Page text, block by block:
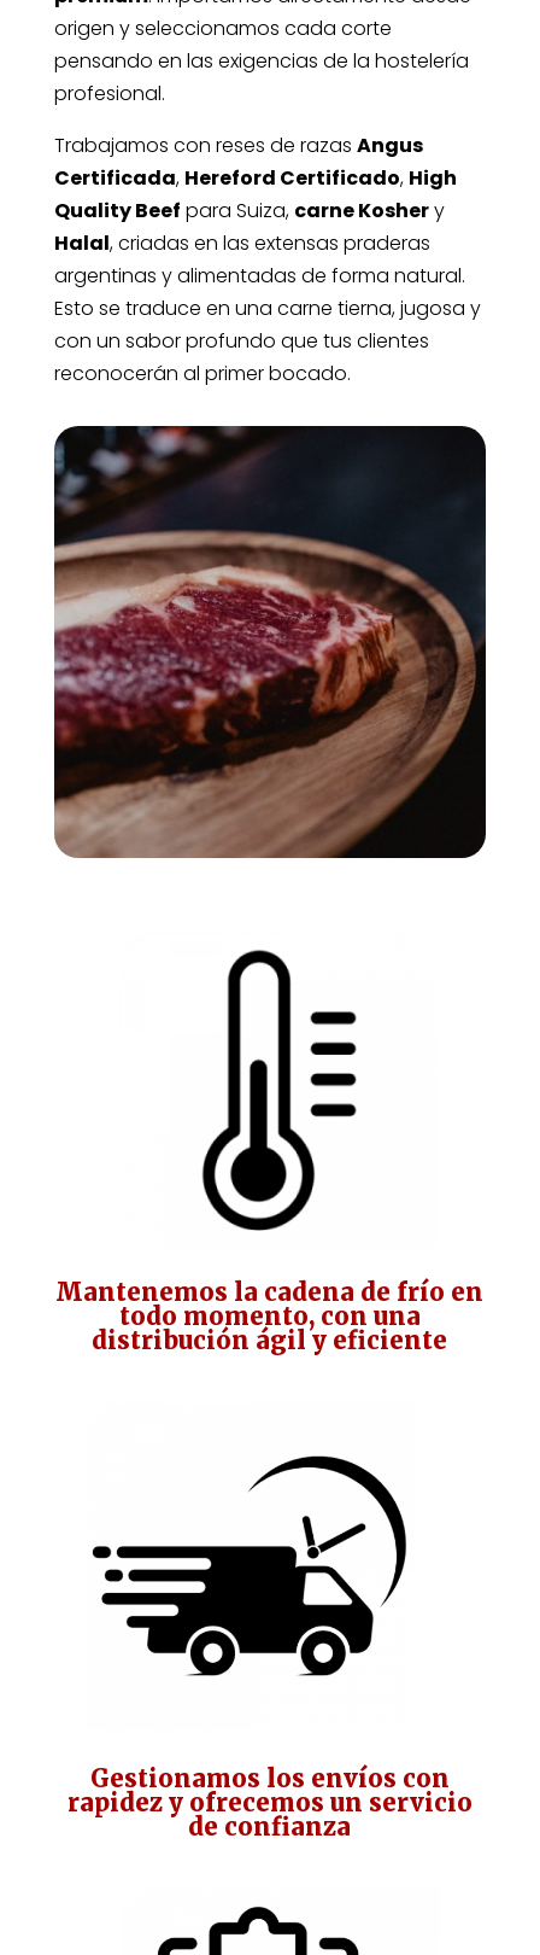
origen y seleccionamos cada corte
pensando en las exigencias de la hostelería
profesional.
Trabajamos con reses de razas Angus
Certificada, Hereford Certificado, High
Quality Beef para Suiza, carne Koshery
Halal, criadas en las extensas praderas
argentinas y alimentadas de forma natural.
Esto se traduce en una carne tierna, jugosa y
con un sabor profundo que tus clientes
reconocerán al primer bocado.
Mantenemos la cadena de frío en
todo momento, con una
distribución ágil y eficiente
Gestionamos los envíos con
rapidez y ofrecemos un servicio
de confianza